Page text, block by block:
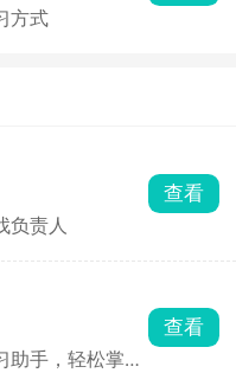
方式
负责人
查看
助手，轻松掌握
查看